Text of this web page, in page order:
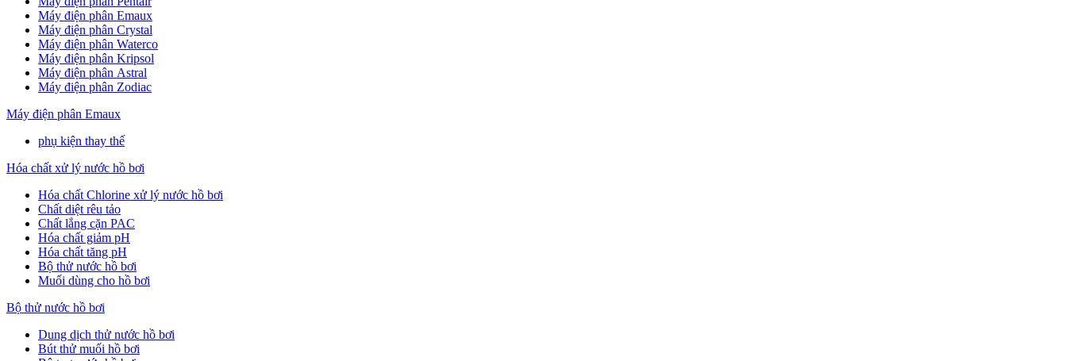
Máy điện phân Emaux
Máy điện phân Crystal
Máy điện phân Waterco
Máy điện phân Kripsol
Máy điện phân Astral
Máy điện phân Zodiac
Máy điện phân Emaux
phụ kiện thay thế
Hóa chất xử lý nước hồ bơi
Hóa chất Chlorine xử lý nước hồ bơi
Chất diệt rêu tảo
Chất lắng cặn PAC
Hóa chất giảm pH
Hóa chất tăng pH
Bộ thử nước hồ bơi
Muối dùng cho hồ bơi
Bộ thử nước hồ bơi
Dung dịch thử nước hồ bơi
Bút thử muối hồ bơi